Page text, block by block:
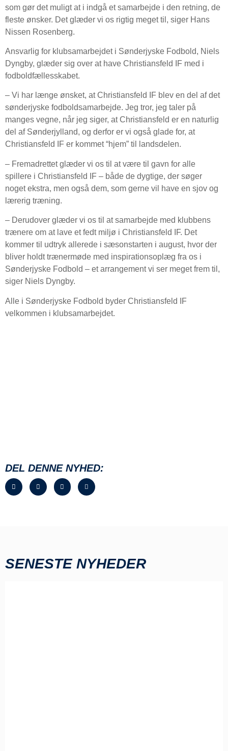
som gør det muligt at i indgå et samarbejde i den retning, de
fleste ønsker. Det glæder vi os rigtig meget til, siger Hans
Nissen Rosenberg.
Ansvarlig for klubsamarbejdet i Sønderjyske Fodbold, Niels
Dyngby, glæder sig over at have Christiansfeld IF med i
fodboldfællesskabet.
– Vi har længe ønsket, at Christiansfeld IF blev en del af det
sønderjyske fodboldsamarbejde. Jeg tror, jeg taler på
manges vegne, når jeg siger, at Christiansfeld er en naturlig
del af Sønderjylland, og derfor er vi også glade for, at
Christiansfeld IF er kommet “hjem” til landsdelen.
– Fremadrettet glæder vi os til at være til gavn for alle
spillere i Christiansfeld IF – både de dygtige, der søger
noget ekstra, men også dem, som gerne vil have en sjov og
lærerig træning.
– Derudover glæder vi os til at samarbejde med klubbens
trænere om at lave et fedt miljø i Christiansfeld IF. Det
kommer til udtryk allerede i sæsonstarten i august, hvor der
bliver holdt trænermøde med inspirationsoplæg fra os i
Sønderjyske Fodbold – et arrangement vi ser meget frem til,
siger Niels Dyngby.
Alle i Sønderjyske Fodbold byder Christiansfeld IF
velkommen i klubsamarbejdet.
DEL DENNE NYHED:
SENESTE NYHEDER